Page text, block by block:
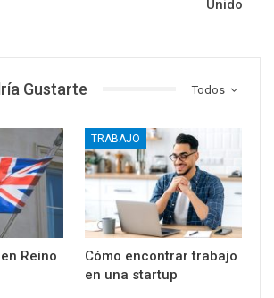
Unido
Todos
Gustarte
Reino
TRABAJO
Cómo encontrar trabajo
en una startup